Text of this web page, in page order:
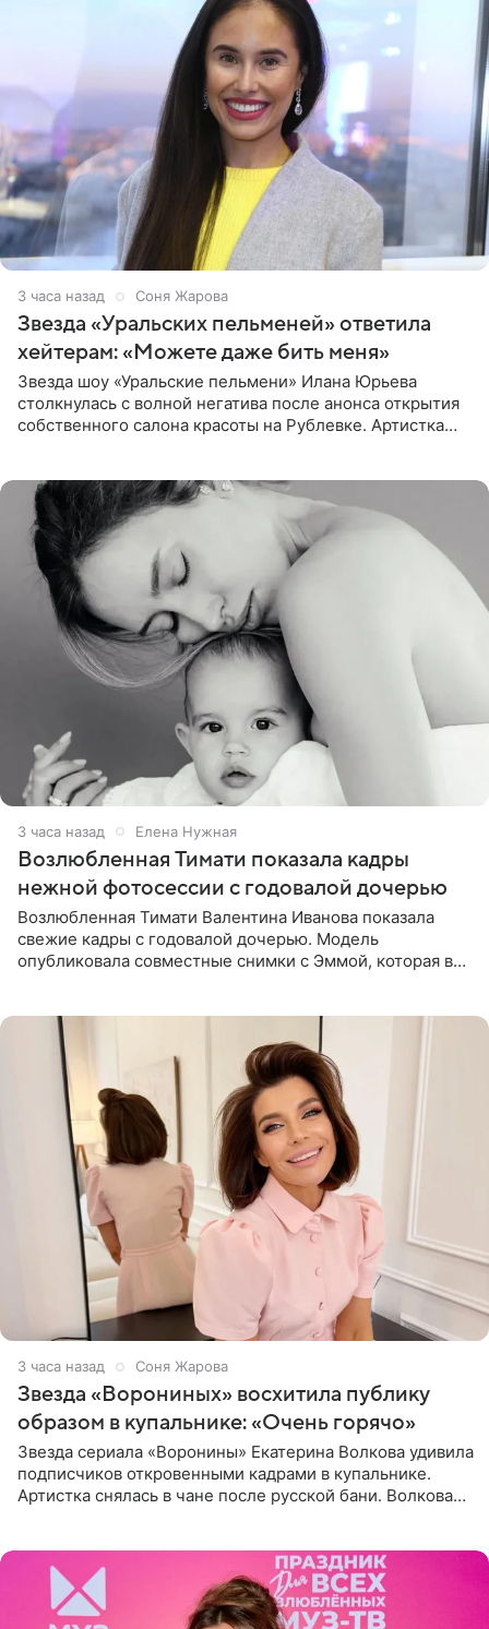
3 часа назад Соня Жарова
Звезда «Уральских пельменей» ответила
хейтерам: «Можете даже бить меня»
Звезда шоу «Уральские пельмени» Илана Юрьева
столкнулась с волной негатива после анонса открытия
собственного салона красоты на Рублевке. Артистка
3 часа назад Елена Нужная
Возлюбленная Тимати показала кадры
нежной фотосессии с годовалой дочерью
Возлюбленная Тимати Валентина Иванова показала
свежие кадры с годовалой дочерью. Модель
опубликовала совместные снимки с Эммой, которая в
3 часа назад Соня Жарова
Звезда «Ворониных» восхитила публику
образом в купальнике: «Очень горячо»
Звезда сериала «Воронины» Екатерина Волкова удивила
подписчиков откровенными кадрами в купальнике.
Артистка снялась в чане после русской бани. Волкова